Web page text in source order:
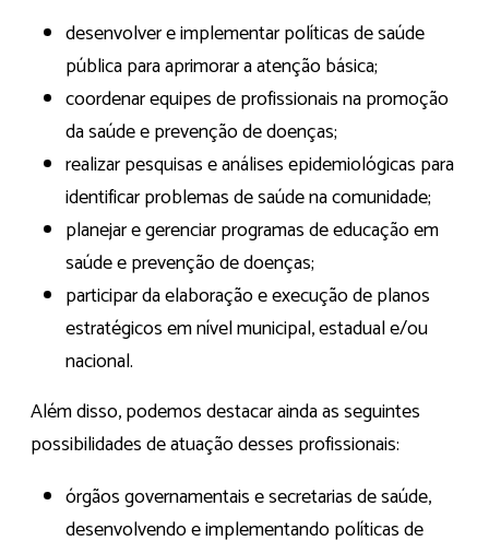
desenvolver e implementar políticas de saúde
pública para aprimorar a atenção básica;
coordenar equipes de profissionais na promoção
da saúde e prevenção de doenças;
realizar pesquisas e análises epidemiológicas para
identificar problemas de saúde na comunidade;
planejar e gerenciar programas de educação em
saúde e prevenção de doenças;
participar da elaboração e execução de planos
estratégicos em nível municipal, estadual e/ou
nacional.
Além disso, podemos destacar ainda as seguintes
possibilidades de atuação desses profissionais:
órgãos governamentais e secretarias de saúde,
desenvolvendo e implementando políticas de